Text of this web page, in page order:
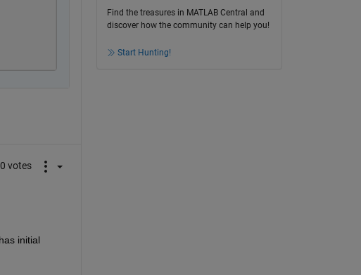
0 votes
initial
Find the treasures in MATLAB Central and
discover how the community can help you!
Start Hunting!